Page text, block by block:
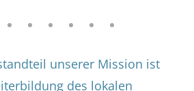
unserer Mission ist
des lokalen